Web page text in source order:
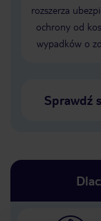
rozszerza
ochrony od
wypadków o
Sprawdź